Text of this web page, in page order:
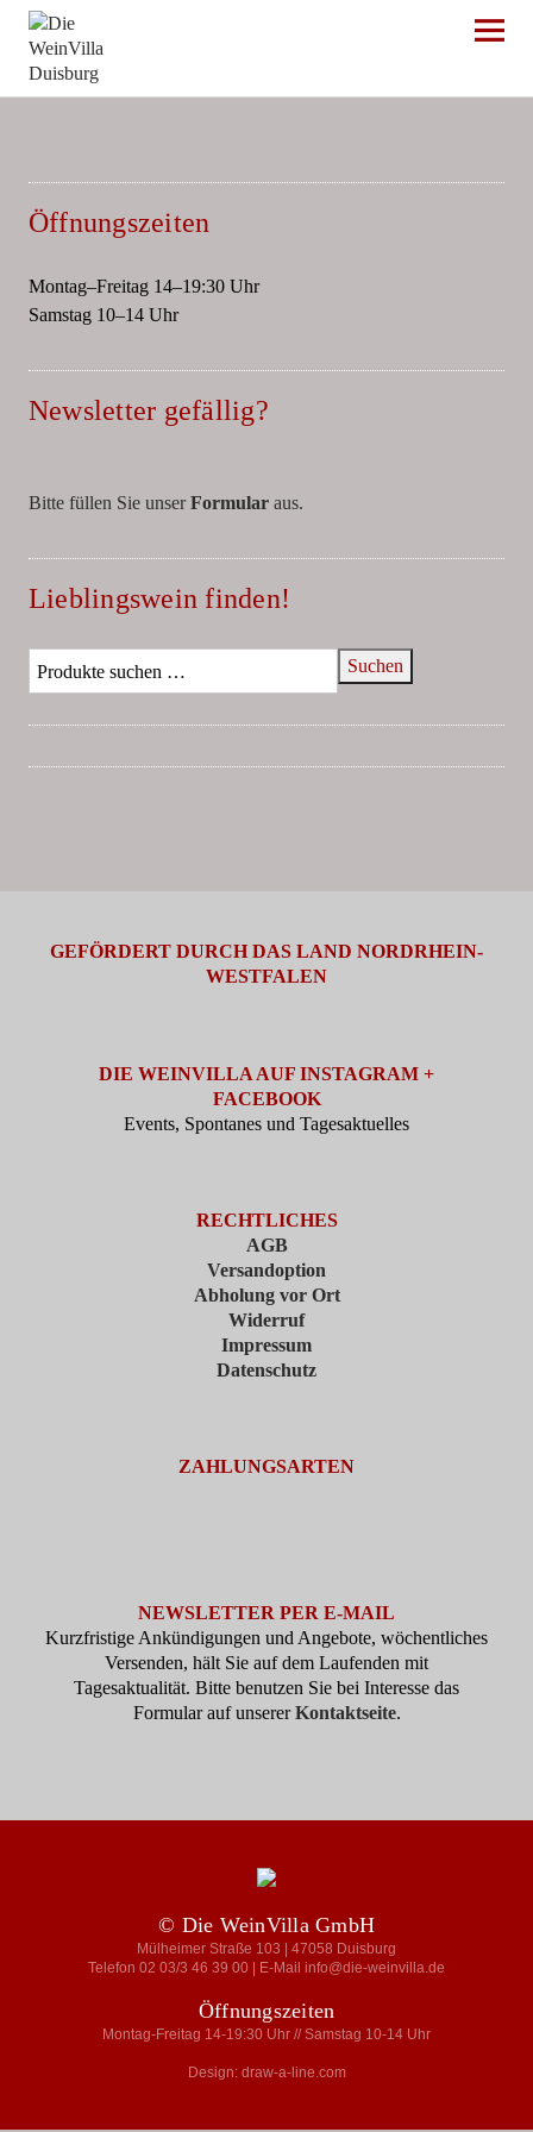
Die WeinVilla Duisburg
Öffnungszeiten
Montag–Freitag 14–19:30 Uhr
Samstag 10–14 Uhr
Newsletter gefällig?
Bitte füllen Sie unserFormularaus.
Lieblingswein finden!
Suchen
GEFÖRDERT DURCH DAS LAND NORDRHEIN-
WESTFALEN
DIE WEINVILLA AUF INSTAGRAM +
FACEBOOK
Events, Spontanes und Tagesaktuelles
RECHTLICHES
AGB
Versandoption
Abholung vor Ort
Widerruf
Impressum
Datenschutz
ZAHLUNGSARTEN
NEWSLETTER PER E-MAIL
Kurzfristige Ankündigungen und Angebote, wöchentliches
Versenden, hält Sie auf dem Laufenden mit
Tagesaktualität. Bitte benutzen Sie bei Interesse das
Formular auf unsererKontaktseite.
© Die WeinVilla GmbH
Mülheimer Straße 103 | 47058 Duisburg
Telefon 02 03/3 46 39 00 | E-Mail info@die-weinvilla.de
Öffnungszeiten
Montag-Freitag 14-19:30 Uhr // Samstag 10-14 Uhr
Design: draw-a-line.com